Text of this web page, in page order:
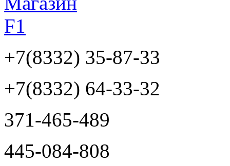
+7(8332) 35-87-33
+7(8332) 64-33-32
371-465-489
445-084-808